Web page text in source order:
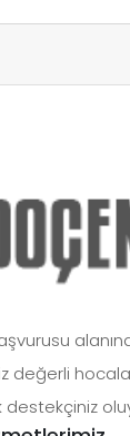
destekçiniz